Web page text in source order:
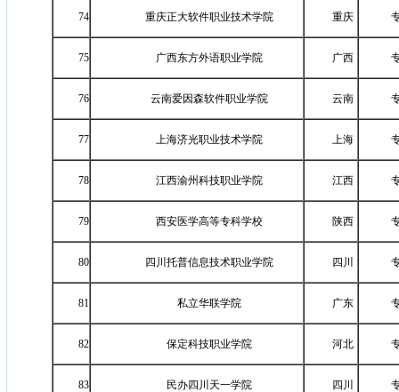
74 重庆正大软件职业技术学院 重庆
75 广西东方外语职业学院 广西
76 云南爱因森软件职业学院 云南
77 上海济光职业技术学院 上海
78 江西渝州科技职业学院 江西
79 西安医学高等专科学校 陕西
80 四川托普信息技术职业学院 四川
81 私立华联学院 广东
82 保定科技职业学院 河北
83 民办四川天一学院 四川